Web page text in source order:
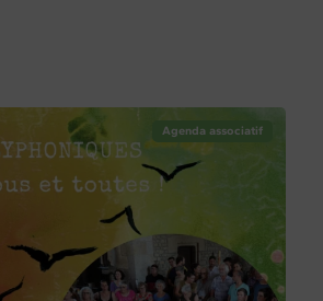
Agenda associatif